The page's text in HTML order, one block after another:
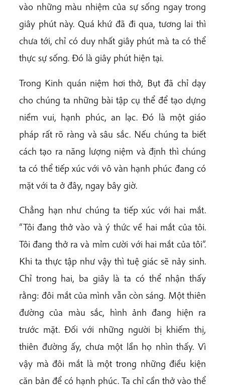
vào những màu nhiệm của sự sống ngay trong
giây phút này. Quá khứ đã đi qua, tương lai thì
chưa tới, chỉ có duy nhất giây phút mà ta có thể
thực sự sống. Đó là giây phút hiện tại.
Trong Kinh quán niệm hơi thở, Bụt đã chỉ dạy
cho chúng ta những bài tập cụ thể để tạo dựng
niềm vui, hạnh phúc, an lạc. Đó là một giáo
pháp rất rõ ràng và sâu sắc. Nếu chúng ta biết
cách tạo ra năng lượng niệm và định thì chúng
ta có thể tiếp xúc với vô vàn hạnh phúc đang có
mặt với ta ở đây, ngay bây giờ.
Chẳng hạn như chúng ta tiếp xúc với hai mắt.
“Tôi đang thở vào và ý thức về hai mắt của tôi.
Tôi đang thở ra và mỉm cười với hai mắt của tôi”.
Khi ta thực tập như vậy thì tuệ giác sẽ nảy sinh.
Chỉ trong hai, ba giây là ta có thể nhận thấy
rằng: đôi mắt của mình vẫn còn sáng. Một thiên
đường của màu sắc, hình ảnh đang hiện ra
trước mặt. Đối với những người bị khiếm thị,
thiên đường ấy, chưa một lần họ nhìn thấy. Vì
vậy mà đôi mắt là một trong những điều kiện
căn bản để có hạnh phúc. Ta chỉ cần thở vào thể